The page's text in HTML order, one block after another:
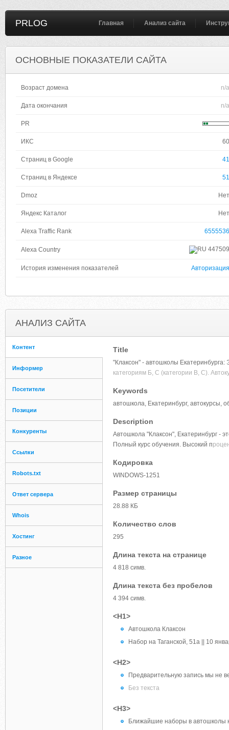
PRLOG Главная Анализ сайта
ОСНОВНЫЕ ПОКАЗАТЕЛИ САЙТА
Возраст домена n/a
Дата окончания n/a
PR
ИКС 60
Страниц в Google 41
Страниц в Яндексе 51
Dmoz Нет
Яндекс Каталог Нет
Alexa Traffic Rank 6555536
Alexa Country 447509
История изменения показателей Авторизация
АНАЛИЗ САЙТА
Контент
Информер
Посетители
Позиции
Конкуренты
Ссылки
Robots.txt
Ответ сервера
Whois
Хостинг
Разное
Title
"Клаксон" - автошколы
категориям Б, С (категории B, C).
Keywords
автошкола, Екатеринбург, автокурсы,
Description
Автошкола "Клаксон", Екатеринбург -
Полный курс обучения. Высокий п
Кодировка
WINDOWS-1251
Размер страницы
28.88 КБ
Количество слов
295
Длина текста на странице
4 818 симв.
Длина текста без пробелов
4 394 симв.
<H1>
Автошкола Клаксон
Набор на Таганской, 51а || 10
<H2>
Предварительную запись мы не
Без текста
<H3>
Ближайшие наборы в автошколы